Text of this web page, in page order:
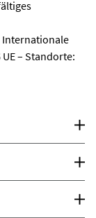
Internationale
– Standorte: